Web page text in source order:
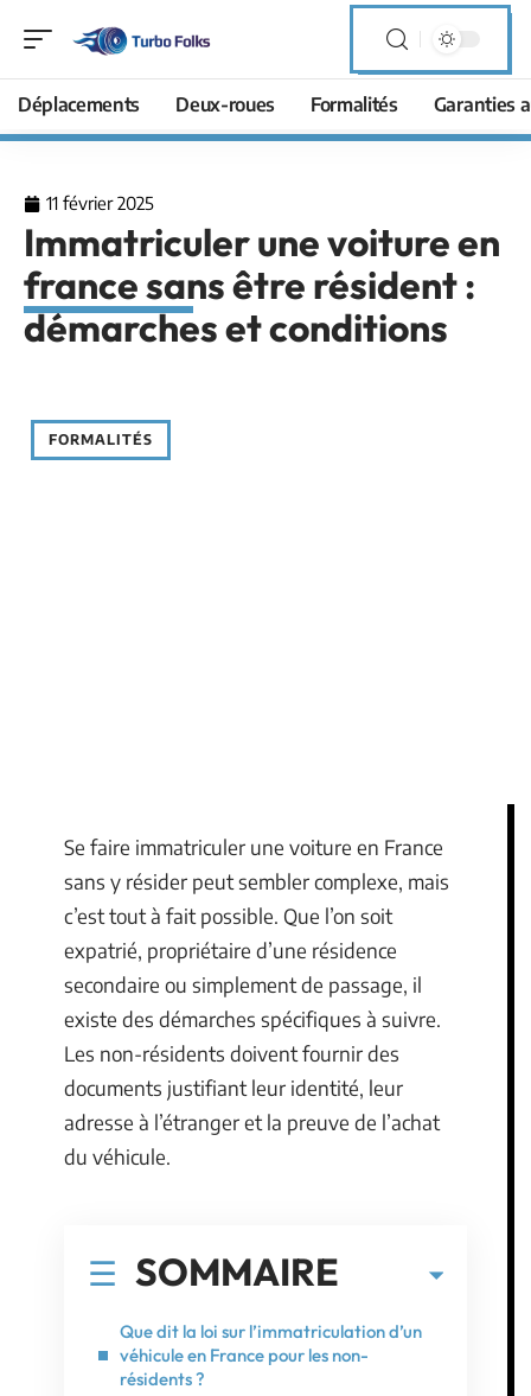
Déplacements Deux-roues Formalités Garanties
11 février 2025
Immatriculer une voiture en
france sans être résident :
démarches et conditions
FORMALITÉS
Se faire immatriculer une voiture en France
sans y résider peut sembler complexe, mais
c’est tout à fait possible. Que l’on soit
expatrié, propriétaire d’une résidence
secondaire ou simplement de passage, il
existe des démarches spécifiques à suivre.
Les non-résidents doivent fournir des
documents justifiant leur identité, leur
adresse à l’étranger et la preuve de l’achat
du véhicule.
SOMMAIRE
Que dit la loi sur l’immatriculation d’un
véhicule en France pour les non-
résidents ?